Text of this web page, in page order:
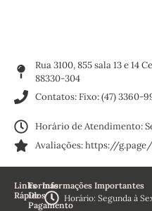
Rua 3100, 855 sala 13 e
88330-304
Contatos: Fixo: (47) 3360-
Horário de Atendimento:
Avaliações: https://
Links
Rápidos
Formas
De
Pagamento
Informações Importantes
Horário: Segunda à